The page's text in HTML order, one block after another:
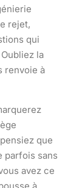
rejet,
qui
la
renvoie à
que
parfois sans
avez ce